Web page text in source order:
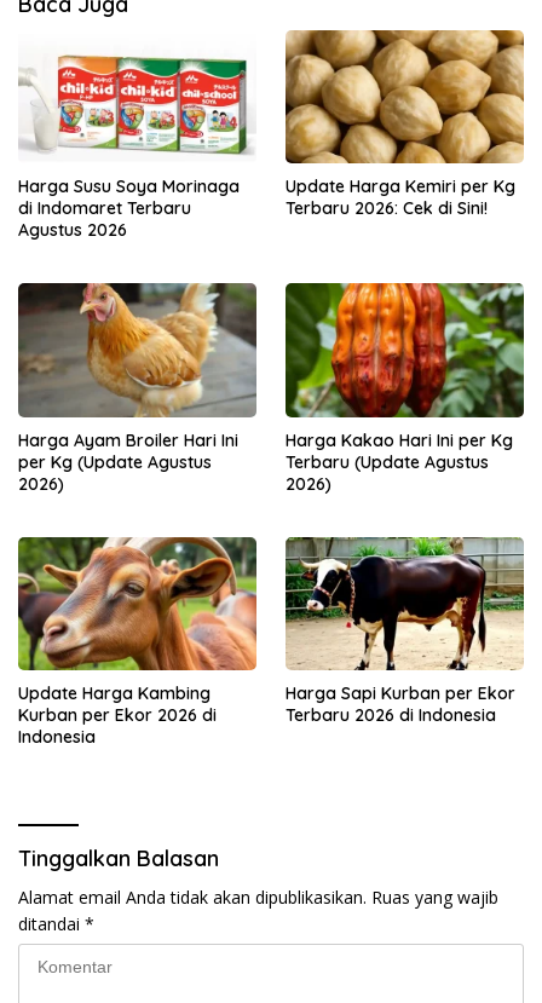
Harga Susu Soya Morinaga
di Indomaret Terbaru
Agustus 2026
Update Harga Kemiri per Kg
Terbaru 2026: Cek di Sini!
Harga Ayam Broiler Hari Ini
per Kg (Update Agustus
2026)
Harga Kakao Hari Ini per Kg
Terbaru (Update Agustus
2026)
Update Harga Kambing
Kurban per Ekor 2026 di
Indonesia
Harga Sapi Kurban per Ekor
Terbaru 2026 di Indonesia
Tinggalkan Balasan
Alamat email Anda tidak akan dipublikasikan. Ruas yang wajib
ditandai *